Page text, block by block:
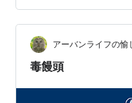
人は自分の判断が正
事実の方を歪めて整
謗中傷は正当な反撃、
攻撃という解釈に変換
アーバンライフの愉
毒饅頭